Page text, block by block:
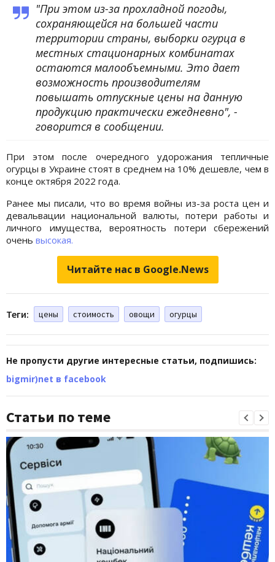
"При этом из-за прохладной погоды,
сохраняющейся на большей части
территории страны, выборки огурца в
местных стационарных комбинатах
остаются малообъемными. Это дает
возможность производителям
повышать отпускные цены на данную
продукцию практически ежедневно", -
говорится в сообщении.
При этом после очередного удорожания тепличные
огурцы в Украине стоят в среднем на 10% дешевле, чем в
конце октября 2022 года.
Ранее мы писали, что во время войны из-за роста цен и
девальвации национальной валюты, потери работы и
личного имущества, вероятность потери сбережений
очень высокая.
Читайте нас в Google.News
Теги: цены стоимость овощи огурцы
Не пропусти другие интересные статьи, подпишись:
bigmir)net в facebook
Статьи по теме